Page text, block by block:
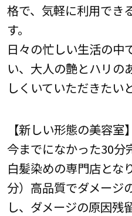
格で、気軽に利用でき
す。
日々の忙しい生活の中
い、大人の艶とハリの
しくいていただきたい
【新しい形態の美容室】
今までになかった30分
白髪染めの専門店とな
分）高品質でダメージ
し、ダメージの原因残